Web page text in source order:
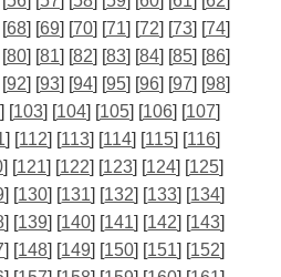
68] [69] [70] [71] [72] [73] [74]
80] [81] [82] [83] [84] [85] [86]
92] [93] [94] [95] [96] [97] [98]
] [103] [104] [105] [106] [107]
] [112] [113] [114] [115] [116]
] [121] [122] [123] [124] [125]
] [130] [131] [132] [133] [134]
] [139] [140] [141] [142] [143]
] [148] [149] [150] [151] [152]